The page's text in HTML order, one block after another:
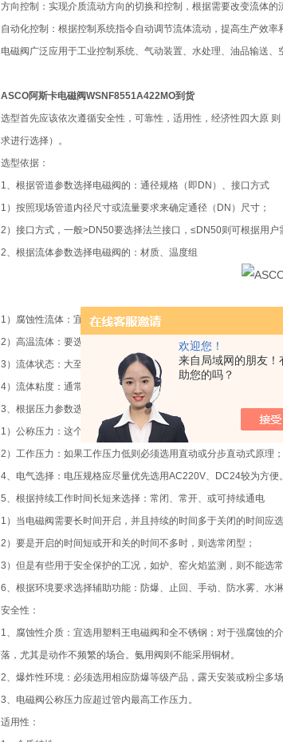
欢迎您！
来自局域网的朋友！
助您的吗？
方向控制：实现介质流动方向的切换和控制，根据需要改变流体的
自动化控制：根据控制系统指令自动调节流体流动，提高生产效率
电磁阀广泛应用于工业控制系统、气动装置、水处理、油品输送
ASCO阿斯卡电磁阀WSNF8551A422MO到货
选型首先应该依次遵循安全性，可靠性，适用性，经济性四大原
求进行选择）。
选型依据：
1、根据管道参数选择电磁阀的：通径规格（即DN）、接口方式
1）按照现场管道内径尺寸或流量要求来确定通径（DN）尺寸；
2）接口方式，一般>DN50要选择法兰接口，≤DN50则可根据用户
2、根据流体参数选择电磁阀的：材质、温度组
1）腐蚀性流体：宜选用耐腐蚀电磁阀和全不锈钢；食用超净流体
2）高温流体：要选择采用耐高温的电工材料和密封材料制造的电
3）流体状态：大至有气态，液态或混合状态，特别是口径大于
4）流体粘度：通常在50cSt以下可任意选择，若超过此值，则要选
3、根据压力参数选择电磁阀的：原理和结构品种
1）公称压力：这个参数与其它通用阀门的含义是一样的，是根据
2）工作压力：如果工作压力低则必须选用直动或分步直动式原理
4、电气选择：电压规格应尽量优先选用AC220V、DC24较为方便。
5、根据持续工作时间长短来选择：常闭、常开、或可持续通电
1）当电磁阀需要长时间开启，并且持续的时间多于关闭的时间应选
2）要是开启的时间短或开和关的时间不多时，则选常闭型；
3）但是有些用于安全保护的工况，如炉、窑火焰监测，则不能选
6、根据环境要求选择辅助功能：防爆、止回、手动、防水雾、水淋
安全性：
1、腐蚀性介质：宜选用塑料王电磁阀和全不锈钢；对于强腐蚀的
落，尤其是动作不频繁的场合。氨用阀则不能采用铜材。
2、爆炸性环境：必须选用相应防爆等级产品，露天安装或粉尘多
3、电磁阀公称压力应超过管内最高工作压力。
适用性：